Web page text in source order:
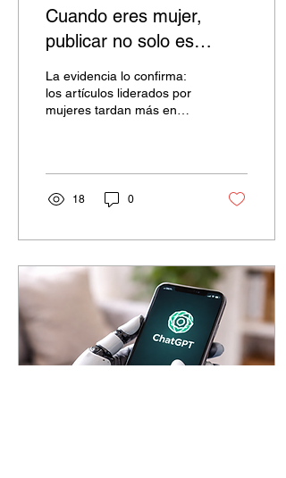
Cuando eres mujer,
publicar no solo es
difícil… también es más
lento.
La evidencia lo confirma:
los artículos liderados por
mujeres tardan más en
18 0